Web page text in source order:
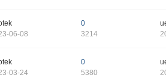
06-08
0
3214
03-24
0
5380